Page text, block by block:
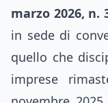
marzo 2026, n.
in sede di
quello che
imprese